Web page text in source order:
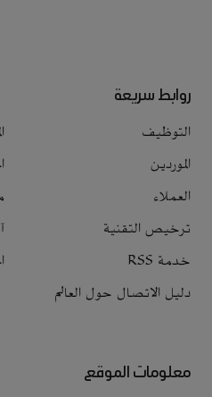
روابط سريعة
التوظيف
الموردين
العملاء
ترخيص التقنية
خدمة RSS
دليل الاتصال حول العالم
معلومات الموقع